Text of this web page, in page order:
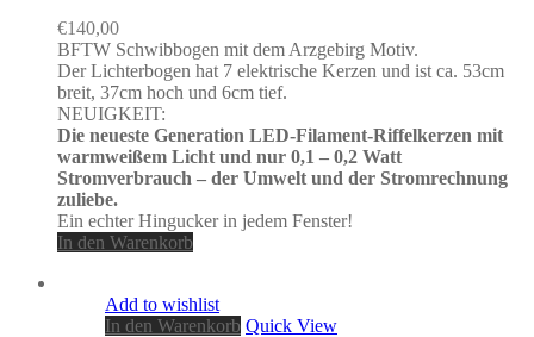
€140,00
BFTW Schwibbogen mit dem Arzgebirg Motiv.
Der Lichterbogen hat 7 elektrische Kerzen und ist ca. 53cm
breit, 37cm hoch und 6cm tief.
NEUIGKEIT:
Die neueste Generation LED-Filament-Riffelkerzen mit
warmweißem Licht und nur 0,1 – 0,2 Watt
Stromverbrauch – der Umwelt und der Stromrechnung
zuliebe.
Ein echter Hingucker in jedem Fenster!
In den Warenkorb
Add to wishlist
In den Warenkorb Quick View